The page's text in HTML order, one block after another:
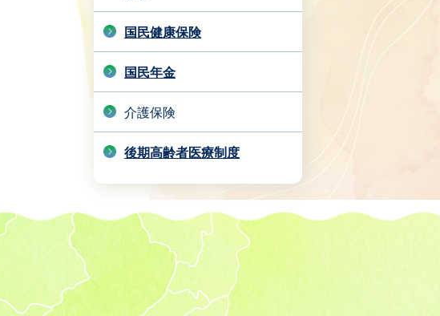
国民健康保険
国民年金
介護保険
後期高齢者医療制度